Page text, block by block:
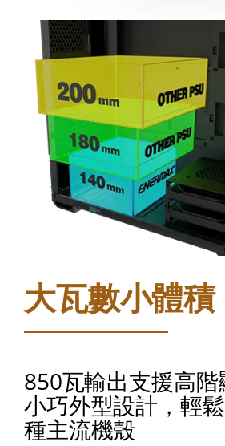
大瓦數小體積
850瓦輸出支援高階
小巧外型設計，輕
種主流機殼